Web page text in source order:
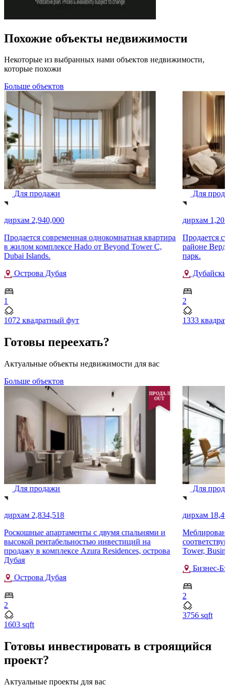
Похожие объекты недвижимости
Некоторые из выбранных нами объектов недвижимости,
которые похожи
Больше объектов
Для продажи
дирхам 2,940,000
Продается современная однокомнатная квартира
в жилом комплексе Hado от Beyond Tower C,
Dubai Islands.
Острова Дубая
1
1072 квадратный фут
Для
дирхам
Продается
районе
парк.
2
1333
Готовы переехать?
Актуальные объекты недвижимости для вас
Больше объектов
ПРОДАЛ
OUT
Для продажи
дирхам 2,834,518
Роскошные апартаменты с двумя спальнями и
высокой рентабельностью инвестиций на
продажу в комплексе Azura Residences, острова
Дубая
Острова Дубая
2
1603 sqft
Для
дирхам
Tower,
Бизнес-
2
3756 sqft
Готовы инвестировать в строящийся
проект?
Актуальные проекты для вас